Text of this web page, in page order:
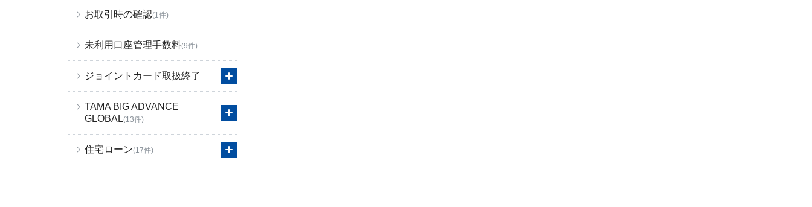
お取引時の確認(1件)
未利用口座管理手数料(9件)
ジョイントカード取扱終了
TAMA BIG ADVANCE
GLOBAL(13件)
住宅ローン(17件)